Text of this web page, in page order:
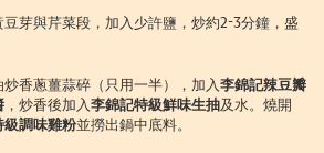
豆芽與芹菜段，加入少許鹽，炒約2-3分鐘，盛
炒香蔥薑蒜碎（只用一半），加入李錦記辣豆瓣
，炒香後加入李錦記特級鮮味生抽及水。燒開
級調味雞粉並撈出鍋中底料。